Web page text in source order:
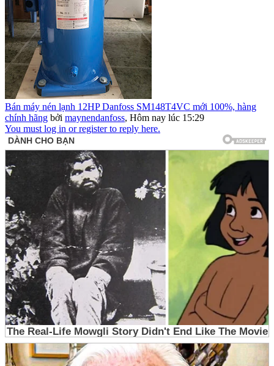
Bán máy nén lạnh 12HP Danfoss SM148T4VC mới 100%, hàng
chính hãng bởi maynendanfoss, Hôm nay lúc 15:29
You must log in or register to reply here.